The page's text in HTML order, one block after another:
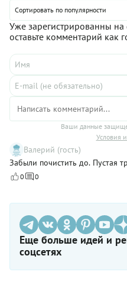
Сортировать по популярности
Уже зарегистрированны
оставьте комментарий как
Ваши данные
Условия
Валерий (гость)
Забыли почистить до. Пустая
0 0
Еще больше идей и
соцсетях